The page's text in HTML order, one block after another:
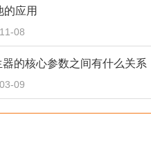
的应用
08
器的核心参数之间有什么关系
09